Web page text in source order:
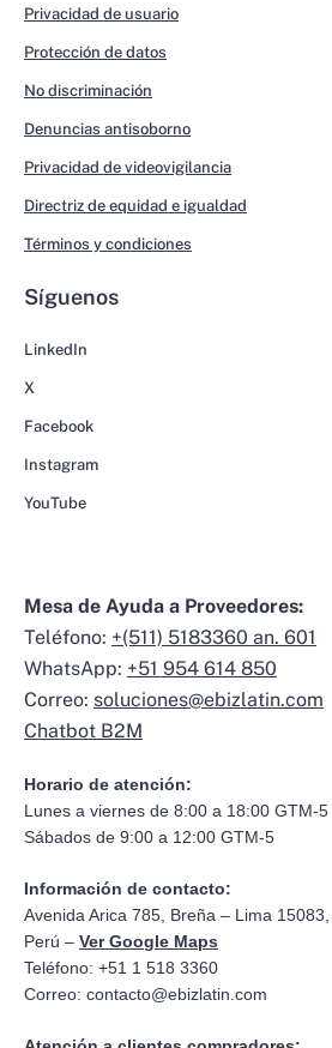
Privacidad de usuario
Protección de datos
No discriminación
Denuncias antisoborno
Privacidad de videovigilancia
Directriz de equidad e igualdad
Términos y condiciones
Síguenos
LinkedIn
X
Facebook
Instagram
YouTube
Mesa de Ayuda a Proveedores:
Teléfono: +(511) 5183360 an. 601
WhatsApp: +51 954 614 850
Correo: soluciones@ebizlatin.com
Chatbot B2M
Horario de atención:
Lunes a viernes de 8:00 a 18:00 GTM-5
Sábados de 9:00 a 12:00 GTM-5
Información de contacto:
Avenida Arica 785, Breña – Lima 15083,
Perú – Ver Google Maps
Teléfono: +51 1 518 3360
Correo: contacto@ebizlatin.com